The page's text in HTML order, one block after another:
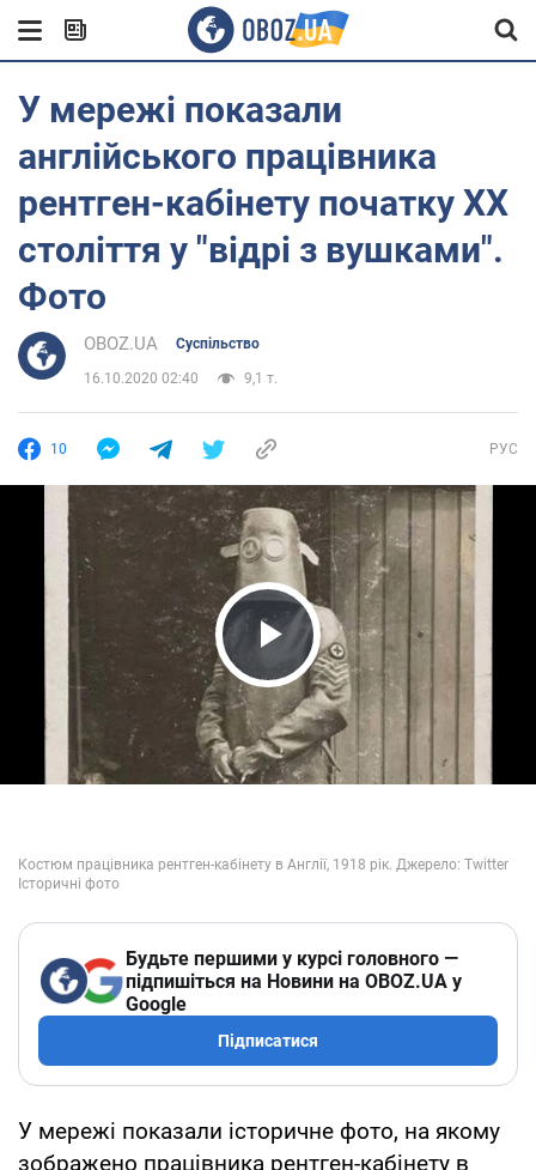
У мережі показали
англійського працівника
рентген-кабінету початку ХХ
століття у "відрі з вушками".
Фото
OBOZ.UA Суспільство
16.10.2020 02:40 9,1 т.
10 РУС
Play Video
Будьте першими у курсі головного —
підпишіться на Новини на OBOZ.UA у
Google
Підписатися
У мережі показали історичне фото, на якому
зображено працівника рентген-кабінету в